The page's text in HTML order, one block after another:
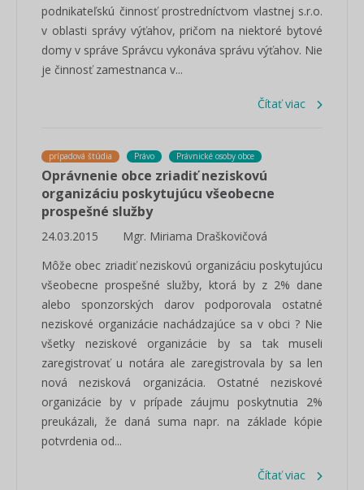
podnikateľskú činnosť prostredníctvom vlastnej s.r.o.
v oblasti správy výťahov, pričom na niektoré bytové
domy v správe Správcu vykonáva správu výťahov. Nie
je činnosť zamestnanca v...
Čítať viac
prípadová štúdia Právo Právnické osoby obce
Oprávnenie obce zriadiť neziskovú
organizáciu poskytujúcu všeobecne
prospešné služby
24.03.2015
Mgr. Miriama Draškovičová
Môže obec zriadiť neziskovú organizáciu poskytujúcu
všeobecne prospešné služby, ktorá by z 2% dane
alebo sponzorských darov podporovala ostatné
neziskové organizácie nachádzajúce sa v obci ? Nie
všetky neziskové organizácie by sa tak museli
zaregistrovať u notára ale zaregistrovala by sa len
nová nezisková organizácia. Ostatné neziskové
organizácie by v prípade záujmu poskytnutia 2%
preukázali, že daná suma napr. na základe kópie
potvrdenia od...
Čítať viac